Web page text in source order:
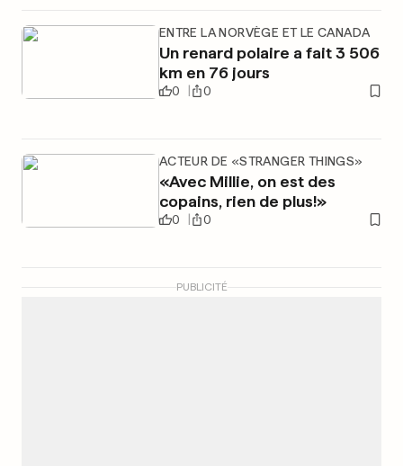
ENTRE LA NORVÈGE ET LE CANADA
Un renard polaire a fait 3 506
km en 76 jours
0 0
ACTEUR DE «STRANGER THINGS»
«Avec Millie, on est des
copains, rien de plus!»
0 0
PUBLICITÉ